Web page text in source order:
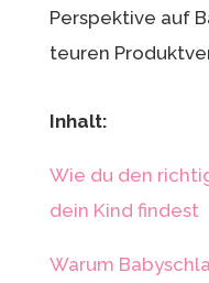
Perspektive auf
teuren
Inhalt:
Wie du den
dein Kind findest
Warum